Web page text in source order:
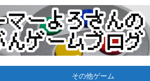
その他ゲーム